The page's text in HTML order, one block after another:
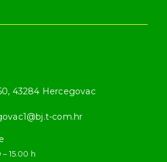
43284 Hercegovac
com.hr
15.00 h